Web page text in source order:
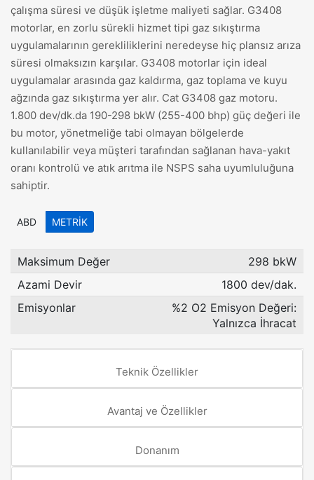
çalışma süresi ve düşük işletme maliyeti sağlar. G3408
motorlar, en zorlu sürekli hizmet tipi gaz sıkıştırma
uygulamalarının gerekliliklerini neredeyse hiç plansız arıza
süresi olmaksızın karşılar. G3408 motorlar için ideal
uygulamalar arasında gaz kaldırma, gaz toplama ve kuyu
ağzında gaz sıkıştırma yer alır. Cat G3408 gaz motoru.
1.800 dev/dk.da 190-298 bkW (255-400 bhp) güç değeri ile
bu motor, yönetmeliğe tabi olmayan bölgelerde
kullanılabilir veya müşteri tarafından sağlanan hava-yakıt
oranı kontrolü ve atık arıtma ile NSPS saha uyumluluğuna
sahiptir.
ABD METRIK
Maksimum Değer
298 bkW
Azami Devir
1800 dev/dak.
Emisyonlar
%2 O2 Emisyon Değeri:
Yalnızca İhracat
Teknik Özellikler
Avantaj ve Özellikler
Donanım